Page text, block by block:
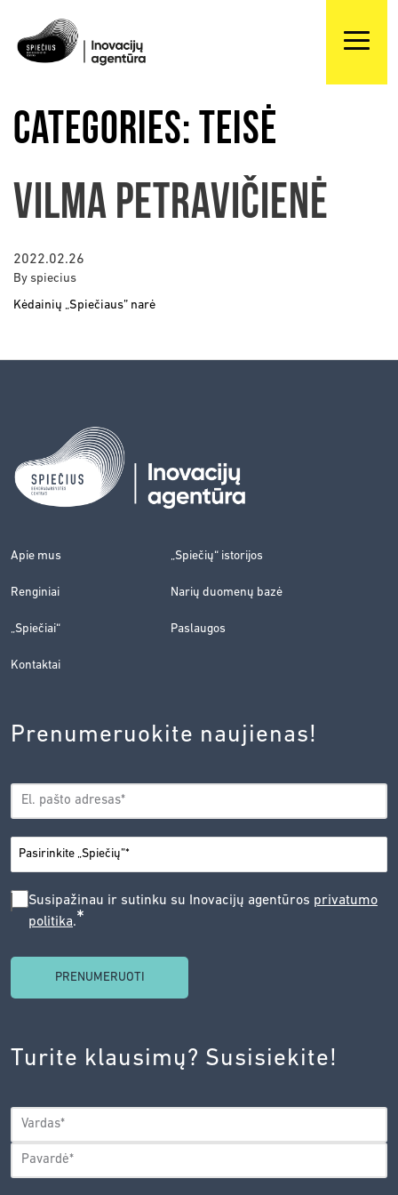
Categories:Teisė
Vilma Petravičienė
2022.02.26
By spiecius
Kėdainių „Spiečiaus” narė
Apie mus „Spiečių“ istorijos
Renginiai Narių duomenų bazė
„Spiečiai“ Paslaugos
Kontaktai
Prenumeruokite naujienas!
EL.
PAŠTAS*
MIESTAS*
SUSIPAŽINAU
SUTINKU
AGENTŪROS
PRIVATUMO
POLITIKA.*
Susipažinau ir sutinku su Inovacijų agentūros privatumo
politika.*
Turite klausimų? Susisiekite!
VARDAS*
Vardas